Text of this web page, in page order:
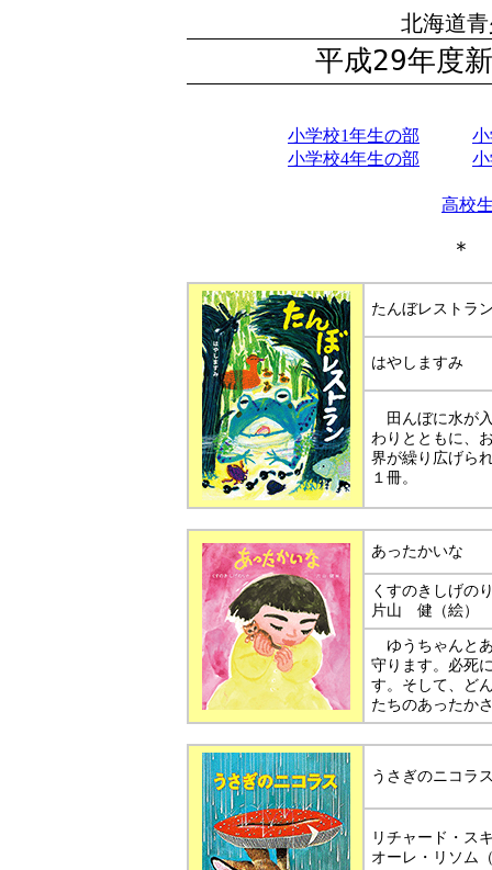
北海道
平成29年度
小学校1年生の部
小学校4年生の部
高校
たんぼレストラ
はやしますみ
田んぼに水が
わりとともに、
界が繰り広げら
１冊。
あったかいな
くすのきしげの
片山 健（絵）
ゆうちゃんと
守ります。必死
す。そして、ど
たちのあったか
うさぎのニコラ
リチャード・
オーレ・リソム